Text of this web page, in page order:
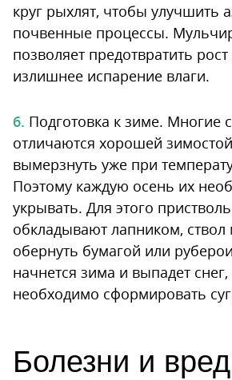
круг рыхлят, чтобы улучшить
почвенные процессы.
позволяет предотвратить
излишнее испарение влаги.
Подготовка к зиме. Многие
отличаются хорошей
вымерзнуть уже при
Поэтому каждую осень их
укрывать. Для этого
обкладывают лапником,
обернуть бумагой или
начнется зима и выпадет снег,
необходимо сформировать
Болезни и